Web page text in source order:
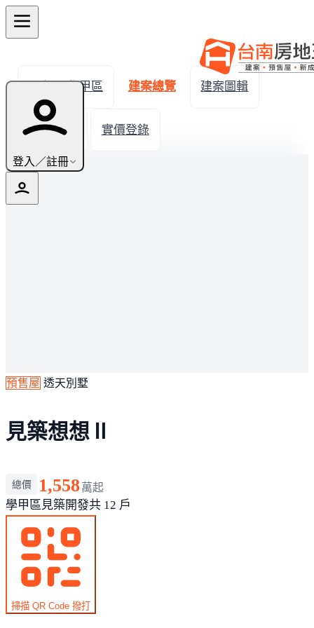
登入／註冊
← 返回學甲區 建案總覽 建案圖輯
生活機能 實價登錄
預售屋 透天別墅
見築想想Ⅱ
總價 1,558萬起
學甲區見築開發共 12 戶
掃描 QR Code 撥打